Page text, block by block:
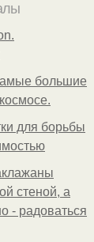
большие
для борьбы
стеной, а
- радоваться